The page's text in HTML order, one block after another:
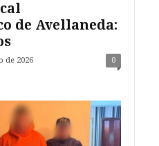
de Avellaneda:
de 2026 0